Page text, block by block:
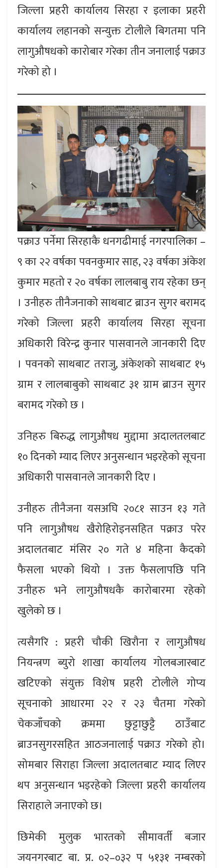
जिल्ला प्रहरी कार्यालय सिरहा र इलाका प्रहरी
कार्यालय लहानको सन्युक्त टोलीले बिगतमा पनि
लागुऔषधको कारोबार गरेका तीन जनालाई पक्राउ
गरेको हो ।
पक्राउ पर्नेमा सिरहाकै धनगढीमाई नगरपालिका –
९ का २२ वर्षका पवनकुमार साह, २३ वर्षका अंकेश
कुमार महतो र २० वर्षका लालबाबु राय रहेका छन्
। उनीहरु तीनैजनाको साथबाट ब्राउन सुगर बरामद
गरेको जिल्ला प्रहरी कार्यालय सिरहा सूचना
अधिकारी विरेन्द्र कुनार पासवानले जानकारी दिए
। पवनको साथबाट तराजु, अंकेशको साथबाट १५
ग्राम र लालबाबुको साथबाट ३१ ग्राम ब्राउन सुगर
बरामद गरेको छ ।
उनिहरु बिरुद्ध लागुऔषध मुद्दामा अदालतलबाट
१० दिनको म्याद लिएर अनुसन्धान भइरहेको सूचना
अधिकारी पासवानले जानकारी दिए ।
उनीहरु तीनैजना यसअघि २०८१ साउन १३ गते
पनि लागुऔषध खैरोहिरोइनसहित पक्राउ परेर
अदालतबाट मंसिर २० गते ४ महिना कैदको
फैसला भएको थियो । उक्त फैसलापछि पनि
उनीहरु भने लागुऔषधकै कारोबारमा रहेको
खुलेको छ ।
त्यसैगरि : प्रहरी चौकी खिरौना र लागुऔषध
नियन्त्रण ब्युरो शाखा कार्यालय गोलबजारबाट
खटिएको संयुक्त विशेष प्रहरी टोलीले गोप्य
सूचनाको आधारमा २२ र २३ चैतमा गरेको
चेकजाँचको क्रममा छुट्टाछुट्टै ठाउँबाट
ब्राउनसुगरसहित आठजनालाई पक्राउ गरेको हो।
सोमबार सिराहा जिल्ला अदालतबाट म्याद लिएर
थप अनुसन्धान भइरहेको जिल्ला प्रहरी कार्यालय
सिराहाले जनाएको छ।
छिमेकी मुलुक भारतको सीमावर्ती बजार
जयनगरबाट बा. प्र. ०२–०३२ प ५१३१ नम्बरको